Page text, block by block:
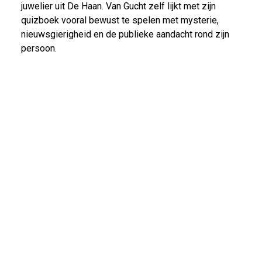
juwelier uit De Haan. Van Gucht zelf lijkt met zijn
quizboek vooral bewust te spelen met mysterie,
nieuwsgierigheid en de publieke aandacht rond zijn
persoon.